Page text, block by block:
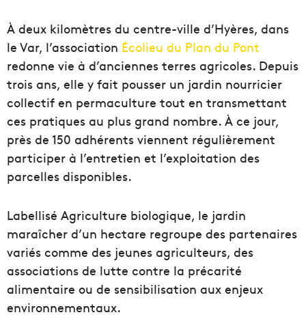
À deux kilomètres du centre-ville d’Hyères, dans
le Var, l’association Écolieu du Plan du Pont
redonne vie à d’anciennes terres agricoles. Depuis
trois ans, elle y fait pousser un jardin nourricier
collectif en permaculture tout en transmettant
ces pratiques au plus grand nombre. À ce jour,
près de 150 adhérents viennent régulièrement
participer à l’entretien et l’exploitation des
parcelles disponibles.
Labellisé Agriculture biologique, le jardin
maraîcher d’un hectare regroupe des partenaires
variés comme des jeunes agriculteurs, des
associations de lutte contre la précarité
alimentaire ou de sensibilisation aux enjeux
environnementaux.